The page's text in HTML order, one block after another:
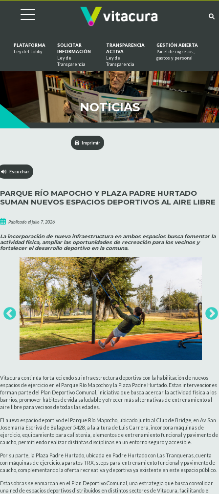
PLATAFORMA
Ley del Lobby
SOLICITAR
INFORMACIÓN
Ley de
Transparencia
TRANSPARENCIA
ACTIVA
Ley de
Transparencia
GESTIÓN ABIERTA
Panel de ingresos,
gastos y personal
NOTICIAS
Imprimir
Escuchar
PARQUE RÍO MAPOCHO Y PLAZA PADRE HURTADO
SUMAN NUEVOS ESPACIOS DEPORTIVOS AL AIRE LIBRE
Publicado el julio 7, 2026
La incorporación de nueva infraestructura en ambos espacios busca fomentar la
actividad física, ampliar las oportunidades de recreación para los vecinos y
fortalecer el desarrollo deportivo en la comuna.
Vitacura continúa fortaleciendo su infraestructura deportiva con la habilitación de nuevos
espacios de ejercicio en el Parque Río Mapocho y la Plaza Padre Hurtado. Estas intervenciones
forman parte del Plan Deportivo Comunal, iniciativa que busca acercar la actividad física a los
barrios, promover hábitos de vida saludable y ofrecer más alternativas de entrenamiento al
aire libre para vecinos de todas las edades.
El nuevo espacio deportivo del Parque Río Mapocho, ubicado junto al Club de Bridge, en Av. San
Josemaría Escrivá de Balaguer 5428, a la altura de Luis Carrera, incorpora máquinas de
ejercicio, equipamiento para calistenia, elementos de entrenamiento funcional y pavimento de
caucho, permitiendo realizar distintas disciplinas en un entorno seguro y accesible.
Por su parte, la Plaza Padre Hurtado, ubicada en Padre Hurtado con Las Tranqueras, cuenta
con máquinas de ejercicio, aparatos TRX, steps para entrenamiento funcional y pavimento de
caucho, complementando la oferta recreativa y deportiva ya existente en este espacio público.
Estas obras se enmarcan en el Plan Deportivo Comunal, una estrategia que busca consolidar
una red de espacios deportivos distribuidos en distintos sectores de Vitacura, facilitando el